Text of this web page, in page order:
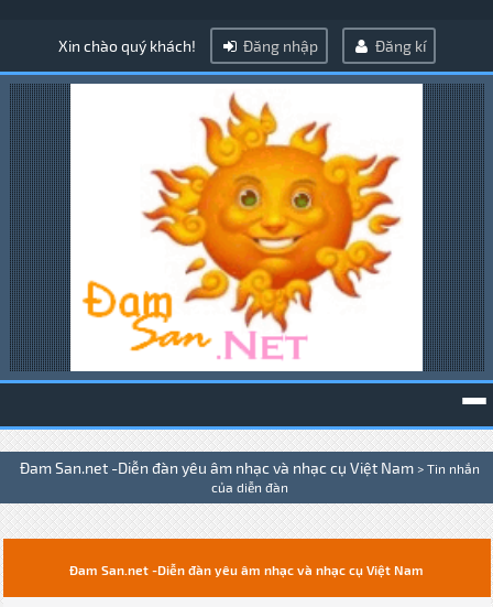
Xin chào quý khách! Đăng nhập Đăng kí
Đam San.net -Diễn đàn yêu âm nhạc và nhạc cụ Việt Nam > Tin nhắn
của diễn đàn
Đam San.net -Diễn đàn yêu âm nhạc và nhạc cụ Việt Nam